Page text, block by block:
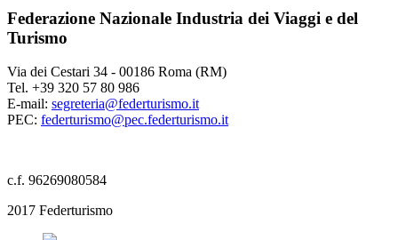
Federazione Nazionale Industria dei Viaggi e del
Turismo
Via dei Cestari 34 - 00186 Roma (RM)
Tel. +39 320 57 80 986
E-mail: segreteria@federturismo.it
PEC: federturismo@pec.federturismo.it
c.f. 96269080584
2017 Federturismo